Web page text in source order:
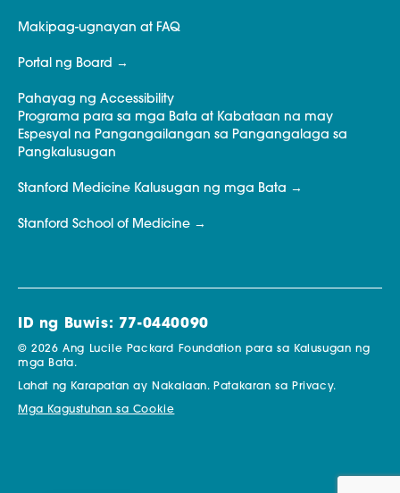
Makipag-ugnayan at FAQ
Portal ng Board
Pahayag ng Accessibility
Programa para sa mga Bata at Kabataan na may
Espesyal na Pangangailangan sa Pangangalaga sa
Pangkalusugan
Stanford Medicine Kalusugan ng mga Bata
Stanford School of Medicine
ID ng Buwis: 77-0440090
© 2026 Ang Lucile Packard Foundation para sa Kalusugan ng
mga Bata.
Lahat ng Karapatan ay Nakalaan. Patakaran sa Privacy.
Mga Kagustuhan sa Cookie